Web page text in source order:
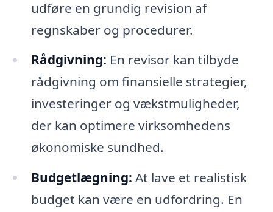
udføre en grundig revision af
regnskaber og procedurer.
Rådgivning: En revisor kan tilbyde
rådgivning om finansielle strategier,
investeringer og vækstmuligheder,
der kan optimere virksomhedens
økonomiske sundhed.
Budgetlægning: At lave et realistisk
budget kan være en udfordring. En